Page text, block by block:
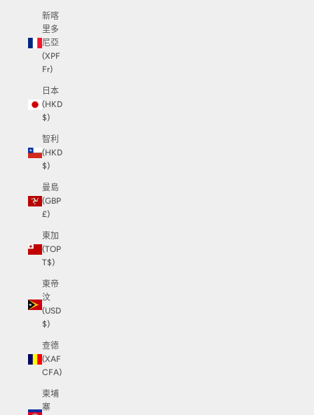
新喀
里多
尼亞
(XPF
Fr)
日本
(HKD
$)
智利
(HKD
$)
曼島
(GBP
£)
東加
(TOP
T$)
東帝
汶
(USD
$)
查德
(XAF
CFA)
柬埔
寨